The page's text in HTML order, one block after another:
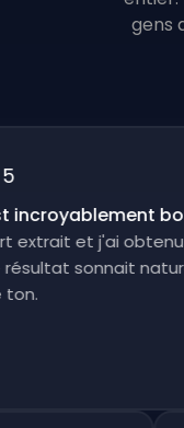
gens
bon.”
et j'ai obtenu un
sonnait naturel